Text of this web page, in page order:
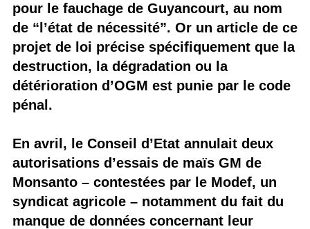
pour le fauchage de Guyancourt, au nom
de “l’état de nécessité”. Or un article de ce
projet de loi précise spécifiquement que la
destruction, la dégradation ou la
détérioration d’OGM est punie par le code
pénal.
En avril, le Conseil d’Etat annulait deux
autorisations d’essais de maïs GM de
Monsanto – contestées par le Modef, un
syndicat agricole – notamment du fait du
manque de données concernant leur